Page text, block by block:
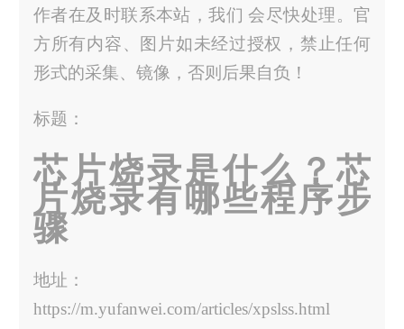
作者在及时联系本站，我们 会尽快处理。官
方所有内容、图片如未经过授权，禁止任何
形式的采集、镜像，否则后果自负！
标题：
芯片烧录是什么？芯
片烧录有哪些程序步
骤
地址：
https://m.yufanwei.com/articles/xpslss.html